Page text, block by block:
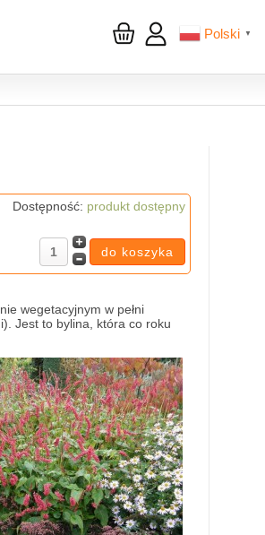
Polski ▼
Dostępność: produkt dostępny
wegetacyjnym w pełni
Jest to bylina, która co roku